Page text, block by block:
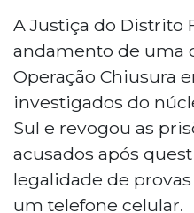
A Justiça do Distrito
andamento de uma
Operação Chiusura
investigados do
Sul e revogou as
acusados após
legalidade de
um telefone celular.